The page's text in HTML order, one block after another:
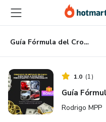
principal
página
de
página
Guía Fórmula del Cromado Químico
1.0 (1)
Guía
Rodrigo MPP